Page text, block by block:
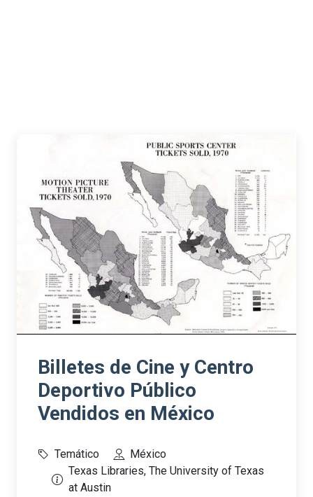
Billetes de Cine y Centro
Deportivo Público
Vendidos en México
Temático
México
Texas Libraries, The University of Texas
at Austin